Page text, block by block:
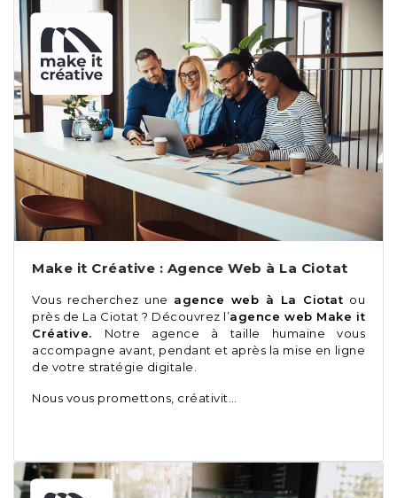
Make it Créative : Agence Web à La Ciotat
Vous recherchez une agence web à La Ciotat ou
près de La Ciotat ? Découvrez l’agence web Make it
Créative. Notre agence à taille humaine vous
accompagne avant, pendant et après la mise en ligne
de votre stratégie digitale.
Nous vous promettons, créativit…